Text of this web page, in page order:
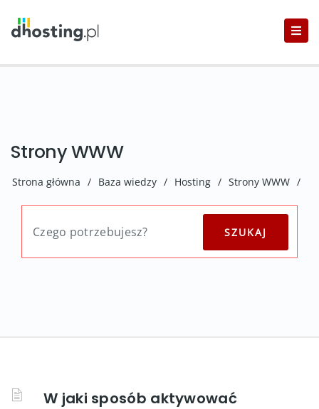
Strony WWW
Strona główna / Baza wiedzy / Hosting / Strony WWW /
W jaki sposób aktywować